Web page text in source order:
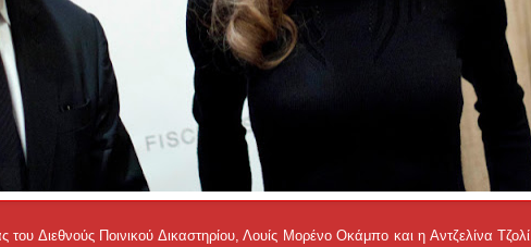
του Διεθνούς Ποινικού Δικαστηρίου, Λουίς Μορένο Οκάμπο και η Αντζελίνα Τζολί